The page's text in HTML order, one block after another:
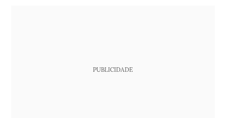
PUBLICIDADE